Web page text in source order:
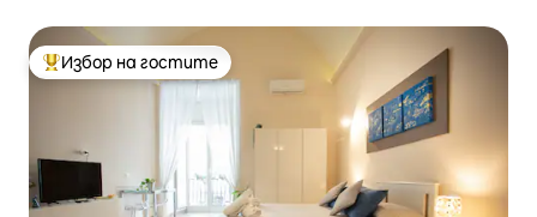
Най-популярен избор на гостите
Избор на гостите